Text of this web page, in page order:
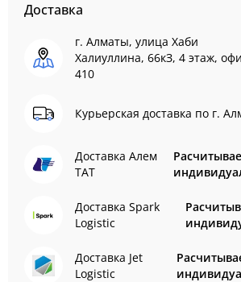
Доставка
г. Алматы, улица Хаби
Халиуллина, 66кЗ, 4 этаж,
410
Курьерская доставка по г.
Доставка Алем
ТАТ
Доставка Spark
Logistic
Доставка Jet
Logistic